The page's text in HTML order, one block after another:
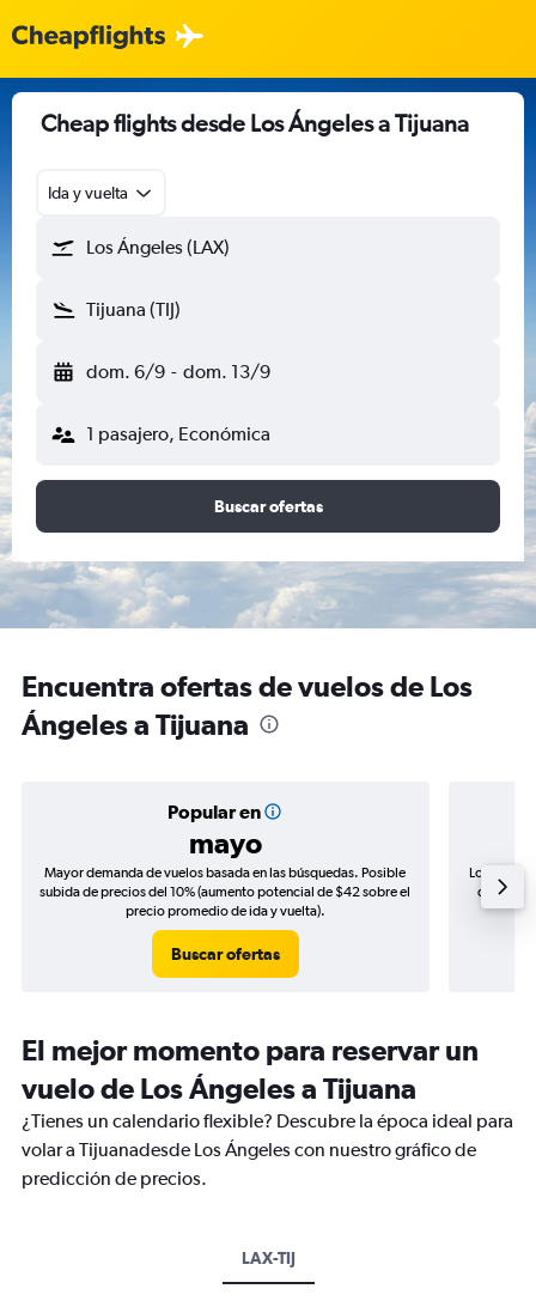
Cheap flights desde Los Ángeles a Tijuana
Ida y vuelta
Los Ángeles (LAX)
Tijuana (TIJ)
dom. 6/9 - dom. 13/9
1 pasajero, Económica
Buscar ofertas
Encuentra ofertas de vuelos de Los
Ángeles a Tijuana
Popular en
mayo
Mayor demanda de vuelos basada en las búsquedas. Posible
subida de precios del 10% (aumento potencial de $42 sobre el
precio promedio de ida y vuelta).
Buscar ofertas
Los
de
El mejor momento para reservar un
vuelo de Los Ángeles a Tijuana
¿Tienes un calendario flexible? Descubre la época ideal para
volar a Tijuanadesde Los Ángeles con nuestro gráfico de
predicción de precios.
LAX-TIJ